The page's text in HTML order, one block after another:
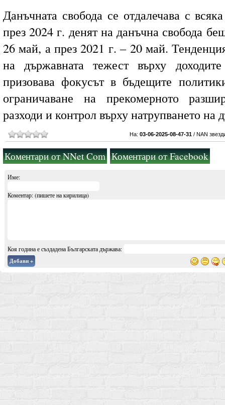
Данъчната свобода се отдалечава с
през 2024 г. денят на данъчна свобода
26 май, а през 2021 г. – 20 май.
на държавната тежест върху
призовава фокусът в бъдещите
ограничаване на прекомерното
разходи и контрол върху натрупването на
На: 03-06-2025-08-47-31 / NAN
Коментари от NNet Com Коментари от Facebook
Име:
Коментар: (пишете на кирилица)
Коя година е създадена Българската държава:
Добави +